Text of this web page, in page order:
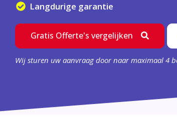
Langdurige garantie
Gratis Offerte's vergelijken
Wij sturen uw aanvraag door naar maximaal 4